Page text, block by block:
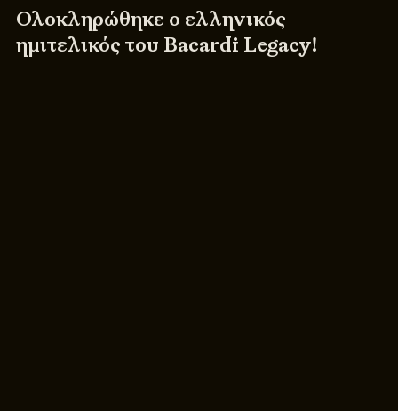
Ολοκληρώθηκε ο ελληνικός
ημιτελικός του Bacardi Legacy!